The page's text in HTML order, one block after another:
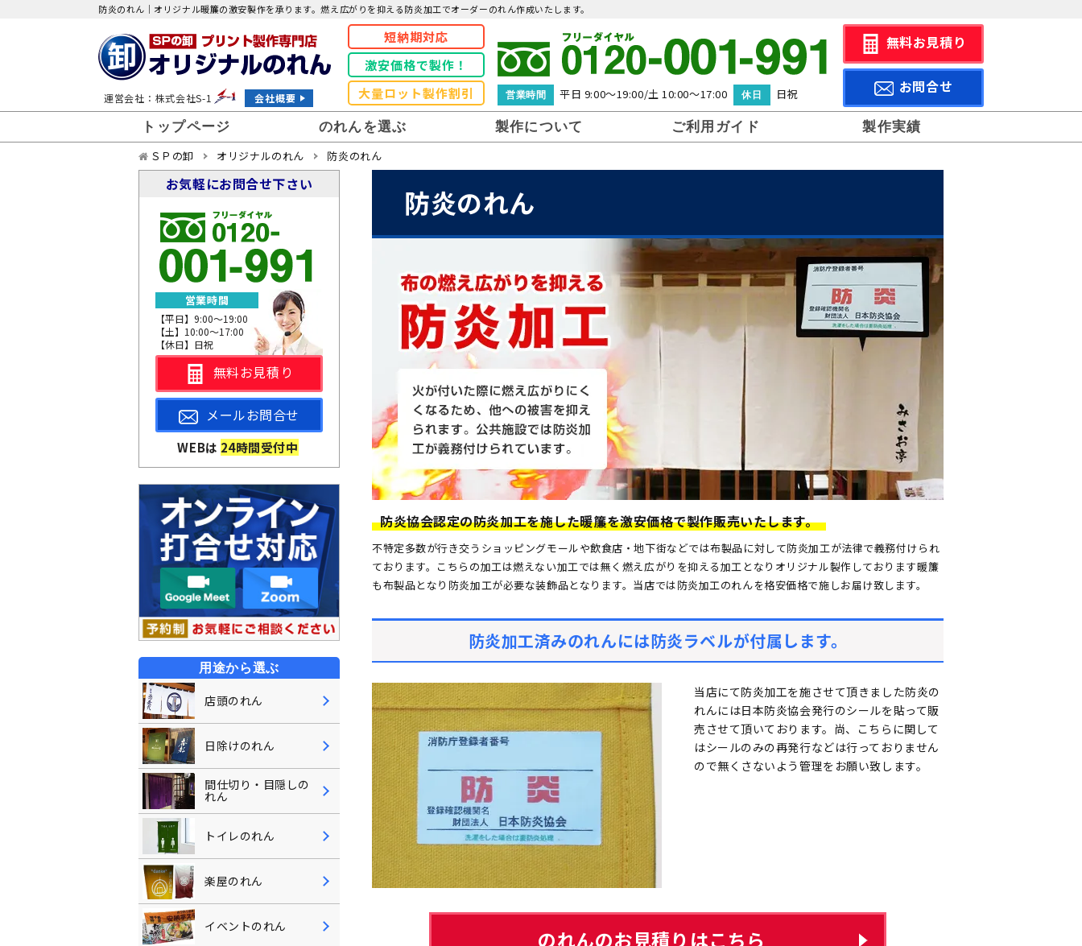
防炎のれん｜オリジナル暖簾の激安製作を承ります。燃え広がりを抑える防炎加工でオーダーのれん作成いたします。
運営会社：株式会社S-1 会社概要
短納期対応
激安価格で製作！
大量ロット製作割引
営業時間 平日 9:00～19:00/土 10:00～17:00 休日 日祝
無料お見積り
お問合せ
トップページ のれんを選ぶ
店頭のれん 日除けのれん
のれん
トイレのれん
イベントのれん
湯のれん
綿生地
麻生地
先染め生地
防炎加工 撥水加工 価格の決め方
製作について
て
生地について
付属品について
よくある質問
ご利用ガイド
送料
て
製作実績
ＳＰの卸
オリジナルのれん 防炎のれん
防炎のれん
防炎協会認定の防炎加工を施した暖簾を激安価格で製作販売いたします。
不特定多数が行き交うショッピングモールや飲食店・地下街などでは布製品に対して防炎加工が法律で義務付けられ
ております。こちらの加工は燃えない加工では無く燃え広がりを抑える加工となりオリジナル製作しております暖簾
も布製品となり防炎加工が必要な装飾品となります。当店では防炎加工のれんを格安価格で施しお届け致します。
防炎加工済みのれんには防炎ラベルが付属します。
当店にて防炎加工を施させて頂きました防炎の
れんには日本防炎協会発行のシールを貼って販
売させて頂いております。尚、こちらに関して
はシールのみの再発行などは行っておりません
ので無くさないよう管理をお願い致します。
のれんのお見積りはこちら
お気軽にお問合せ下さい
営業時間
【平日】9:00～19:00
【土】10:00～17:00
【休日】日祝
無料お見積り
メールお問合せ
WEBは 24時間受付中
用途から選ぶ
店頭のれん
日除けのれん
間仕切り・目隠しの
れん
トイレのれん
楽屋のれん
イベントのれん